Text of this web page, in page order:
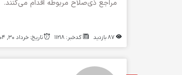
مراجع ذی‌صلاح مربوطه اقدام می‌کنند.
کدخبر: 11218 تاریخ: خرداد 30, 1404